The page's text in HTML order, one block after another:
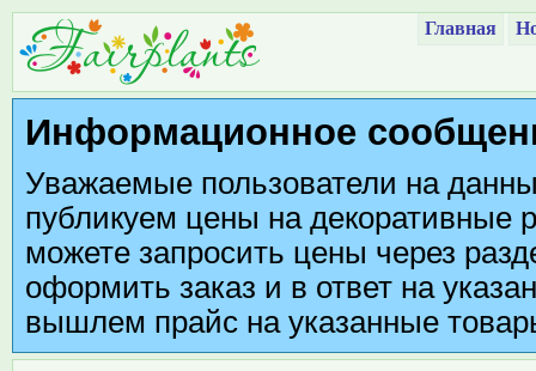
Главная
Информационное
Уважаемые пользователи на
публикуем цены на декоративные
можете запросить цены через
оформить заказ и в ответ на
вышлем прайс на указанные